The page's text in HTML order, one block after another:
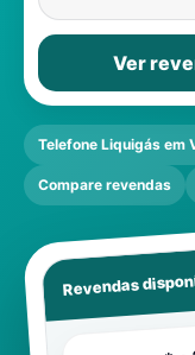
Ver
Telefone Liquigás em
Compare revendas
Revendas